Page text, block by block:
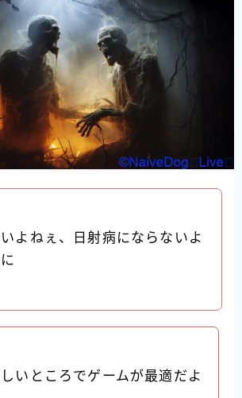
Game Blog – English
よねぇ、日射病にならないよ
いところでゲームが最適だよ